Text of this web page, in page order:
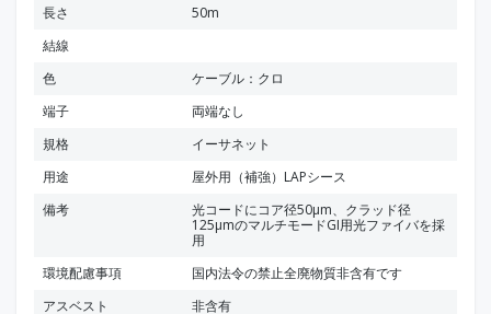
長さ
50m
結線
色
ケーブル：クロ
端子
両端なし
規格
イーサネット
用途
屋外用（補強）LAPシース
備考
光コードにコア径50μm、クラッド径
125μmのマルチモードGI用光ファイバを採
用
環境配慮事項
国内法令の禁止全廃物質非含有です
アスベスト
非含有